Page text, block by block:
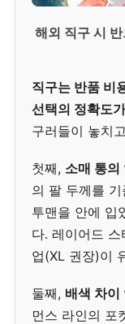
해외 직구 시
직구는 반품 비
선택의 정확도
구러들이 놓치
첫째, 소매 통의
의 팔 두께를
투맨을 안에 입
다. 레이어드
업(XL 권장)이
둘째, 배색 차이
먼스 라인의 포